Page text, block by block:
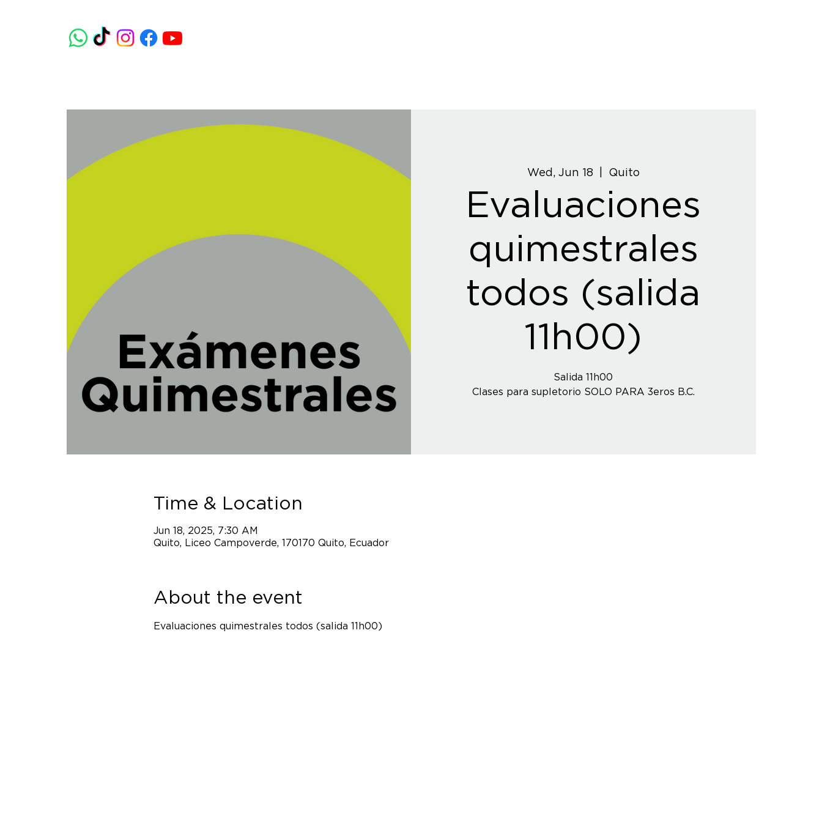
Wed, Jun 18 Quito
Evaluaciones
quimestrales
todos (salida
11h00)
Salida 11h00
Clases para supletorio SOLO PARA 3eros B.C.
Time & Location
Jun 18, 2025, 7:30 AM
Quito, Liceo Campoverde, 170170 Quito, Ecuador
About the event
Evaluaciones quimestrales todos (salida 11h00)